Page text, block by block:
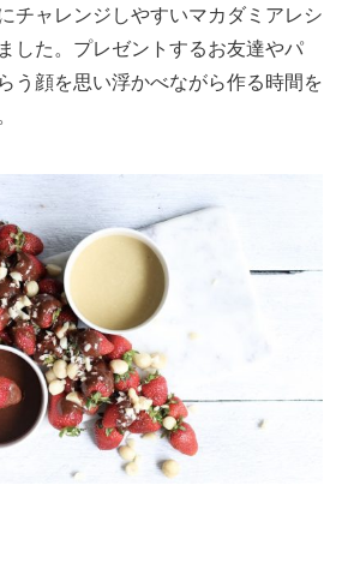
チャレンジしやすいマカダミアレシ
した。プレゼントするお友達やパ
う顔を思い浮かべながら作る時間を